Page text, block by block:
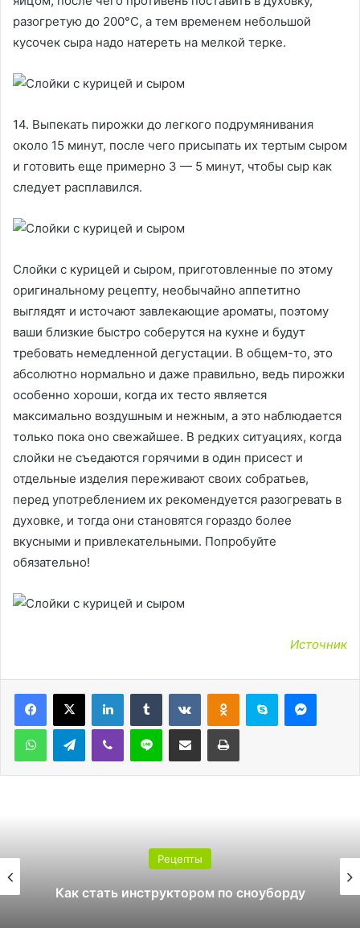
разогретую до 200°С, а тем временем небольшой
кусочек сыра надо натереть на мелкой терке.
14. Выпекать пирожки до легкого подрумянивания
около 15 минут, после чего присыпать их тертым сыром
и готовить еще примерно 3 — 5 минут, чтобы сыр как
следует расплавился.
Слойки с курицей и сыром, приготовленные по этому
оригинальному рецепту, необычайно аппетитно
выглядят и источают завлекающие ароматы, поэтому
ваши близкие быстро соберутся на кухне и будут
требовать немедленной дегустации. В общем-то, это
абсолютно нормально и даже правильно, ведь пирожки
особенно хороши, когда их тесто является
максимально воздушным и нежным, а это наблюдается
только пока оно свежайшее. В редких ситуациях, когда
слойки не съедаются горячими в один присест и
отдельные изделия переживают своих собратьев,
перед употреблением их рекомендуется разогревать в
духовке, и тогда они становятся гораздо более
вкусными и привлекательными. Попробуйте
обязательно!
Источник
LinkedInTumblr ВконтактеОдноклассники
Skype
WhatsAppTelegramViber Line Поделиться через электронную почту Печатать
Рецепты
Как стать инструктором по сноуборду